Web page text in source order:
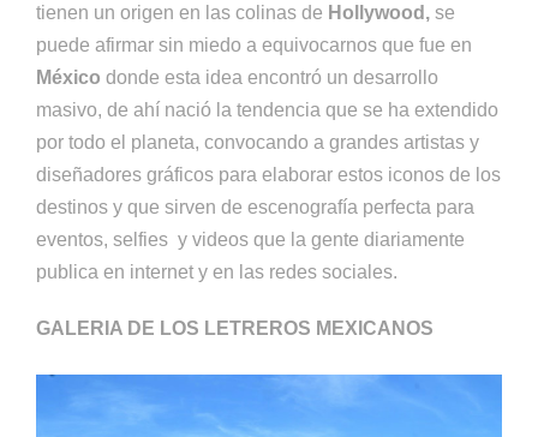
tienen un origen en las colinas de Hollywood , se
puede afirmar sin miedo a equivocarnos que fue en
México donde esta idea encontró un desarrollo
masivo, de ahí nació la tendencia que se ha extendido
por todo el planeta, convocando a grandes artistas y
diseñadores gráficos para elaborar estos iconos de los
destinos y que sirven de escenografía perfecta para
eventos, selfies y videos que la gente diariamente
publica en internet y en las redes sociales.
GALERIA DE LOS LETREROS MEXICANOS